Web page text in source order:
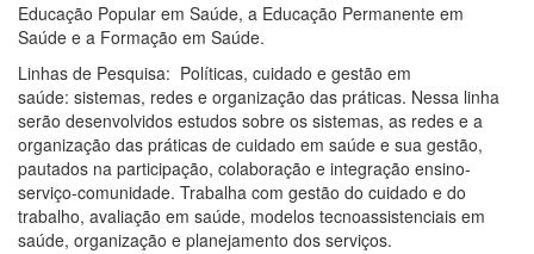
Educação Popular em Saúde, a Educação Permanente em
Saúde e a Formação em Saúde.
Linhas de Pesquisa: Políticas, cuidado e gestão em
saúde: sistemas, redes e organização das práticas. Nessa linha
serão desenvolvidos estudos sobre os sistemas, as redes e a
organização das práticas de cuidado em saúde e sua gestão,
pautados na participação, colaboração e integração ensino-
serviço-comunidade. Trabalha com gestão do cuidado e do
trabalho, avaliação em saúde, modelos tecnoassistenciais em
saúde, organização e planejamento dos serviços.